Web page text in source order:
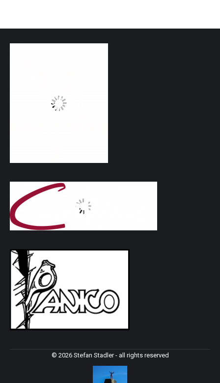
© 2026 Stefan Stadler - all rights reserved